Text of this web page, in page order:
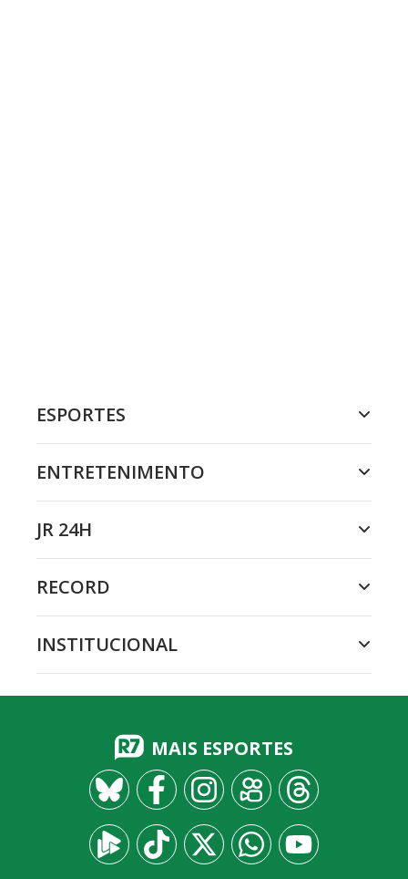
ESPORTES
ENTRETENIMENTO
JR 24H
RECORD
INSTITUCIONAL
MAIS ESPORTES